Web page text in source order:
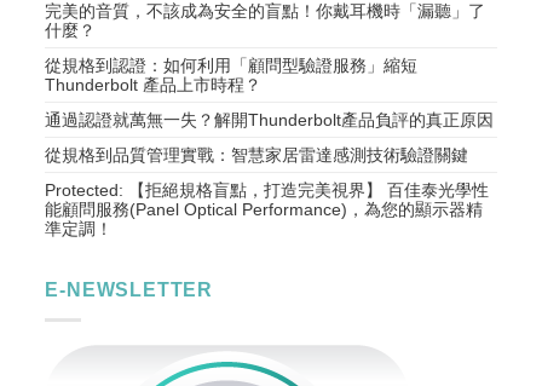
完美的音質，不該成為安全的盲點！你戴耳機時「漏聽」了
什麼？
從規格到認證：如何利用「顧問型驗證服務」縮短
Thunderbolt 產品上市時程？
通過認證就萬無一失？解開Thunderbolt產品負評的真正原因
從規格到品質管理實戰：智慧家居雷達感測技術驗證關鍵
Protected: 【拒絕規格盲點，打造完美視界】 百佳泰光學性
能顧問服務(Panel Optical Performance)，為您的顯示器精
準定調！
E-NEWSLETTER